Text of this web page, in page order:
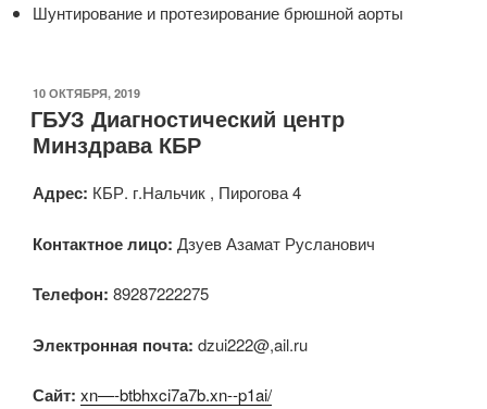
Шунтирование и протезирование брюшной аорты
ОПУБЛИКОВАНО
10 ОКТЯБРЯ, 2019
ГБУЗ Диагностический центр
Минздрава КБР
Адрес: КБР. г.Нальчик , Пирогова 4
Контактное лицо: Дзуев Азамат Русланович
Телефон: 89287222275
Электронная почта: dzui222@,ail.ru
Сайт: xn—-btbhxci7a7b.xn--p1ai/